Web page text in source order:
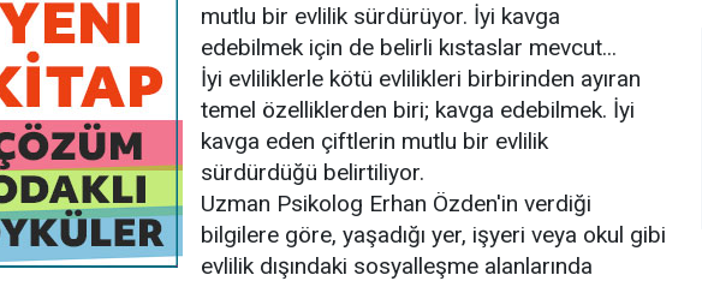
mutlu bir evlilik sürdürüyor. İyi kavga
edebilmek için de belirli kıstaslar mevcut...
İyi evliliklerle kötü evlilikleri birbirinden ayıran
temel özelliklerden biri; kavga edebilmek. İyi
kavga eden çiftlerin mutlu bir evlilik
sürdürdüğü belirtiliyor.
Uzman Psikolog Erhan Özden'in verdiği
bilgilere göre, yaşadığı yer, işyeri veya okul gibi
evlilik dışındaki sosyalleşme alanlarında